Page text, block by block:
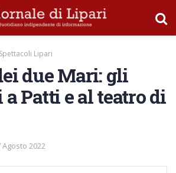
Spettacoli Lipari
due Mari: gli
Patti e al teatro di
Agosto 2022